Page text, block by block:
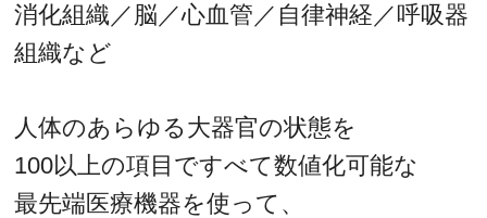
消化組織／脳／心血管／自律神経／呼吸器
組織など
人体のあらゆる大器官の状態を
100以上の項目ですべて数値化可能な
最先端医療機器を使って、